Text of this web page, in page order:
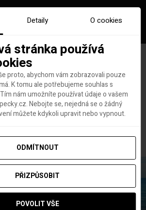
stránka
Dovolené
San Franciscu a na Havaji od 36 990 Kč
v San Franciscu
od 36 990 Kč
Detaily O cookies
stránka používá
proto, abychom vám zobrazovali pouze
K tomu ale potřebujeme souhlas s
nám umožníte používat údaje o vašem
Nebojte se, nejedná se o žádný
můžete kdykoli upravit nebo vypnout.
ODMÍTNOUT
PŘIZPŮSOBIT
POVOLIT VŠE